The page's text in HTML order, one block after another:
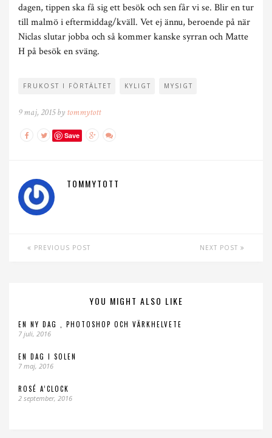
dagen, tippen ska få sig ett besök och sen får vi se. Blir en tur
till malmö i eftermiddag/kväll. Vet ej ännu, beroende på när
Niclas slutar jobba och så kommer kanske syrran och Matte
H på besök en sväng.
FRUKOST I FÖRTÄLTET KYLIGT MYSIGT
9 maj, 2015 by tommytott
Save
TOMMYTOTT
PREVIOUS POST NEXT POST
YOU MIGHT ALSO LIKE
EN NY DAG , PHOTOSHOP OCH VÄRKHELVETE
7 juli, 2016
EN DAG I SOLEN
7 maj, 2016
ROSÉ A’CLOCK
2 september, 2016